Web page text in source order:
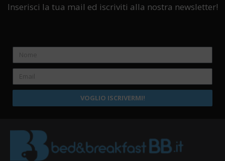
Inserisci la tua mail ed iscriviti alla nostra newsletter!
VOGLIO ISCRIVERMI!